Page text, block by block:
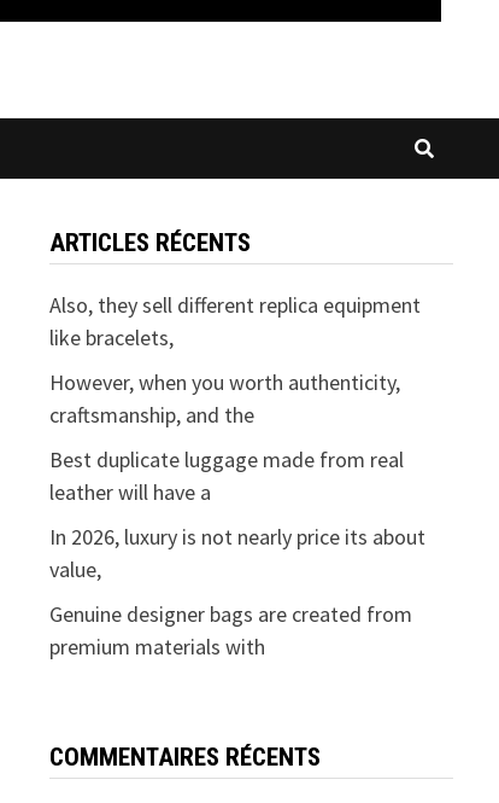
ARTICLES RÉCENTS
Also, they sell different replica equipment
like bracelets,
However, when you worth authenticity,
craftsmanship, and the
Best duplicate luggage made from real
leather will have a
In 2026, luxury is not nearly price its about
value,
Genuine designer bags are created from
premium materials with
COMMENTAIRES RÉCENTS